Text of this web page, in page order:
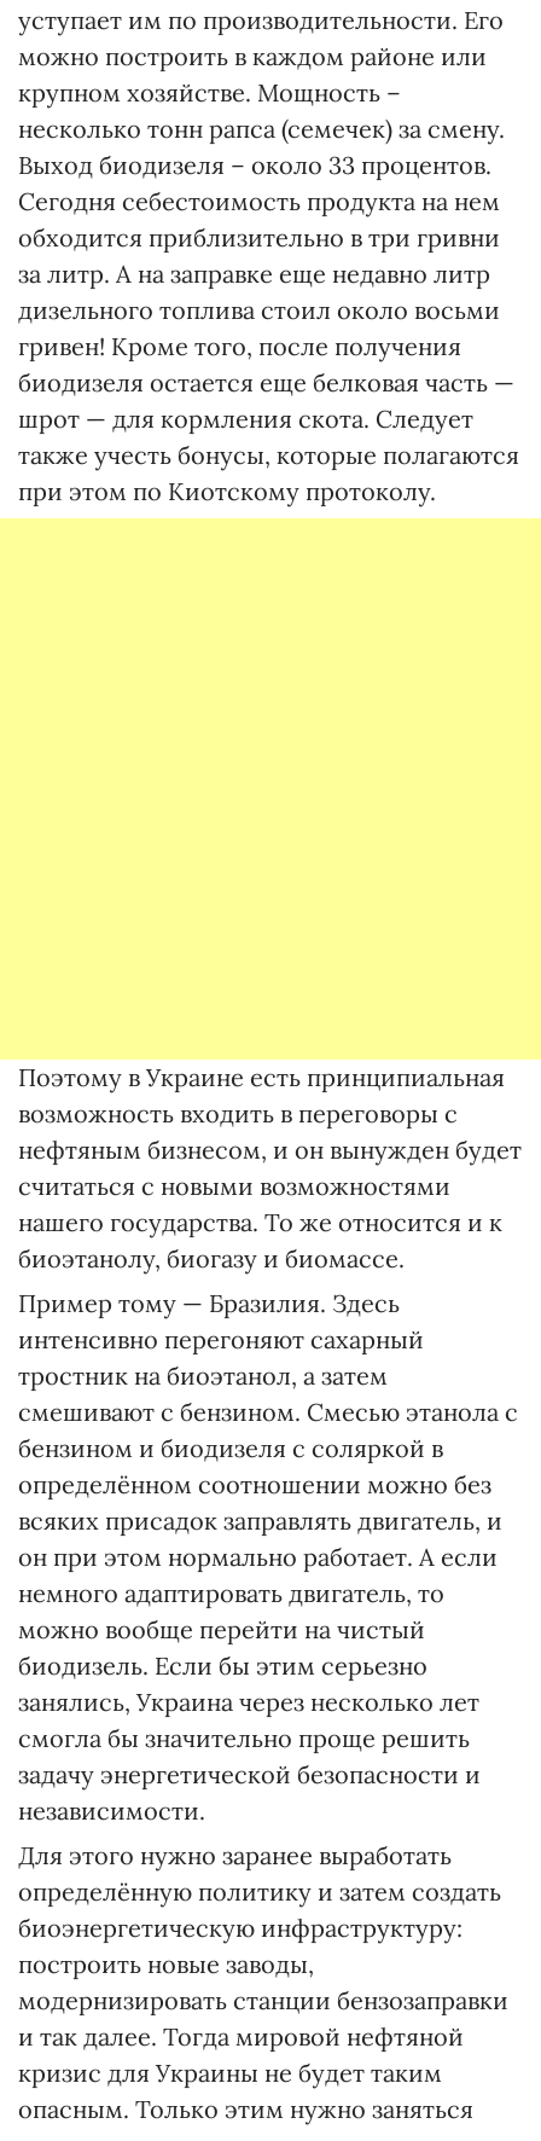
уступает им по производительности. Его
можно построить в каждом районе или
крупном хозяйстве. Мощность –
несколько тонн рапса (семечек) за смену.
Выход биодизеля – около 33 процентов.
Сегодня себестоимость продукта на нем
обходится приблизительно в три гривни
за литр. А на заправке еще недавно литр
дизельного топлива стоил около восьми
гривен! Кроме того, после получения
биодизеля остается еще белковая часть —
шрот — для кормления скота. Следует
также учесть бонусы, которые полагаются
при этом по Киотскому протоколу.
Поэтому в Украине есть принципиальная
возможность входить в переговоры с
нефтяным бизнесом, и он вынужден будет
считаться с новыми возможностями
нашего государства. То же относится и к
биоэтанолу, биогазу и биомассе.
Пример тому — Бразилия. Здесь
интенсивно перегоняют сахарный
тростник на биоэтанол, а затем
смешивают с бензином. Смесью этанола с
бензином и биодизеля с соляркой в
определённом соотношении можно без
всяких присадок заправлять двигатель, и
он при этом нормально работает. А если
немного адаптировать двигатель, то
можно вообще перейти на чистый
биодизель. Если бы этим серьезно
занялись, Украина через несколько лет
смогла бы значительно проще решить
задачу энергетической безопасности и
независимости.
Для этого нужно заранее выработать
определённую политику и затем создать
биоэнергетическую инфраструктуру:
построить новые заводы,
модернизировать станции бензозаправки
и так далее. Тогда мировой нефтяной
кризис для Украины не будет таким
опасным. Только этим нужно заняться